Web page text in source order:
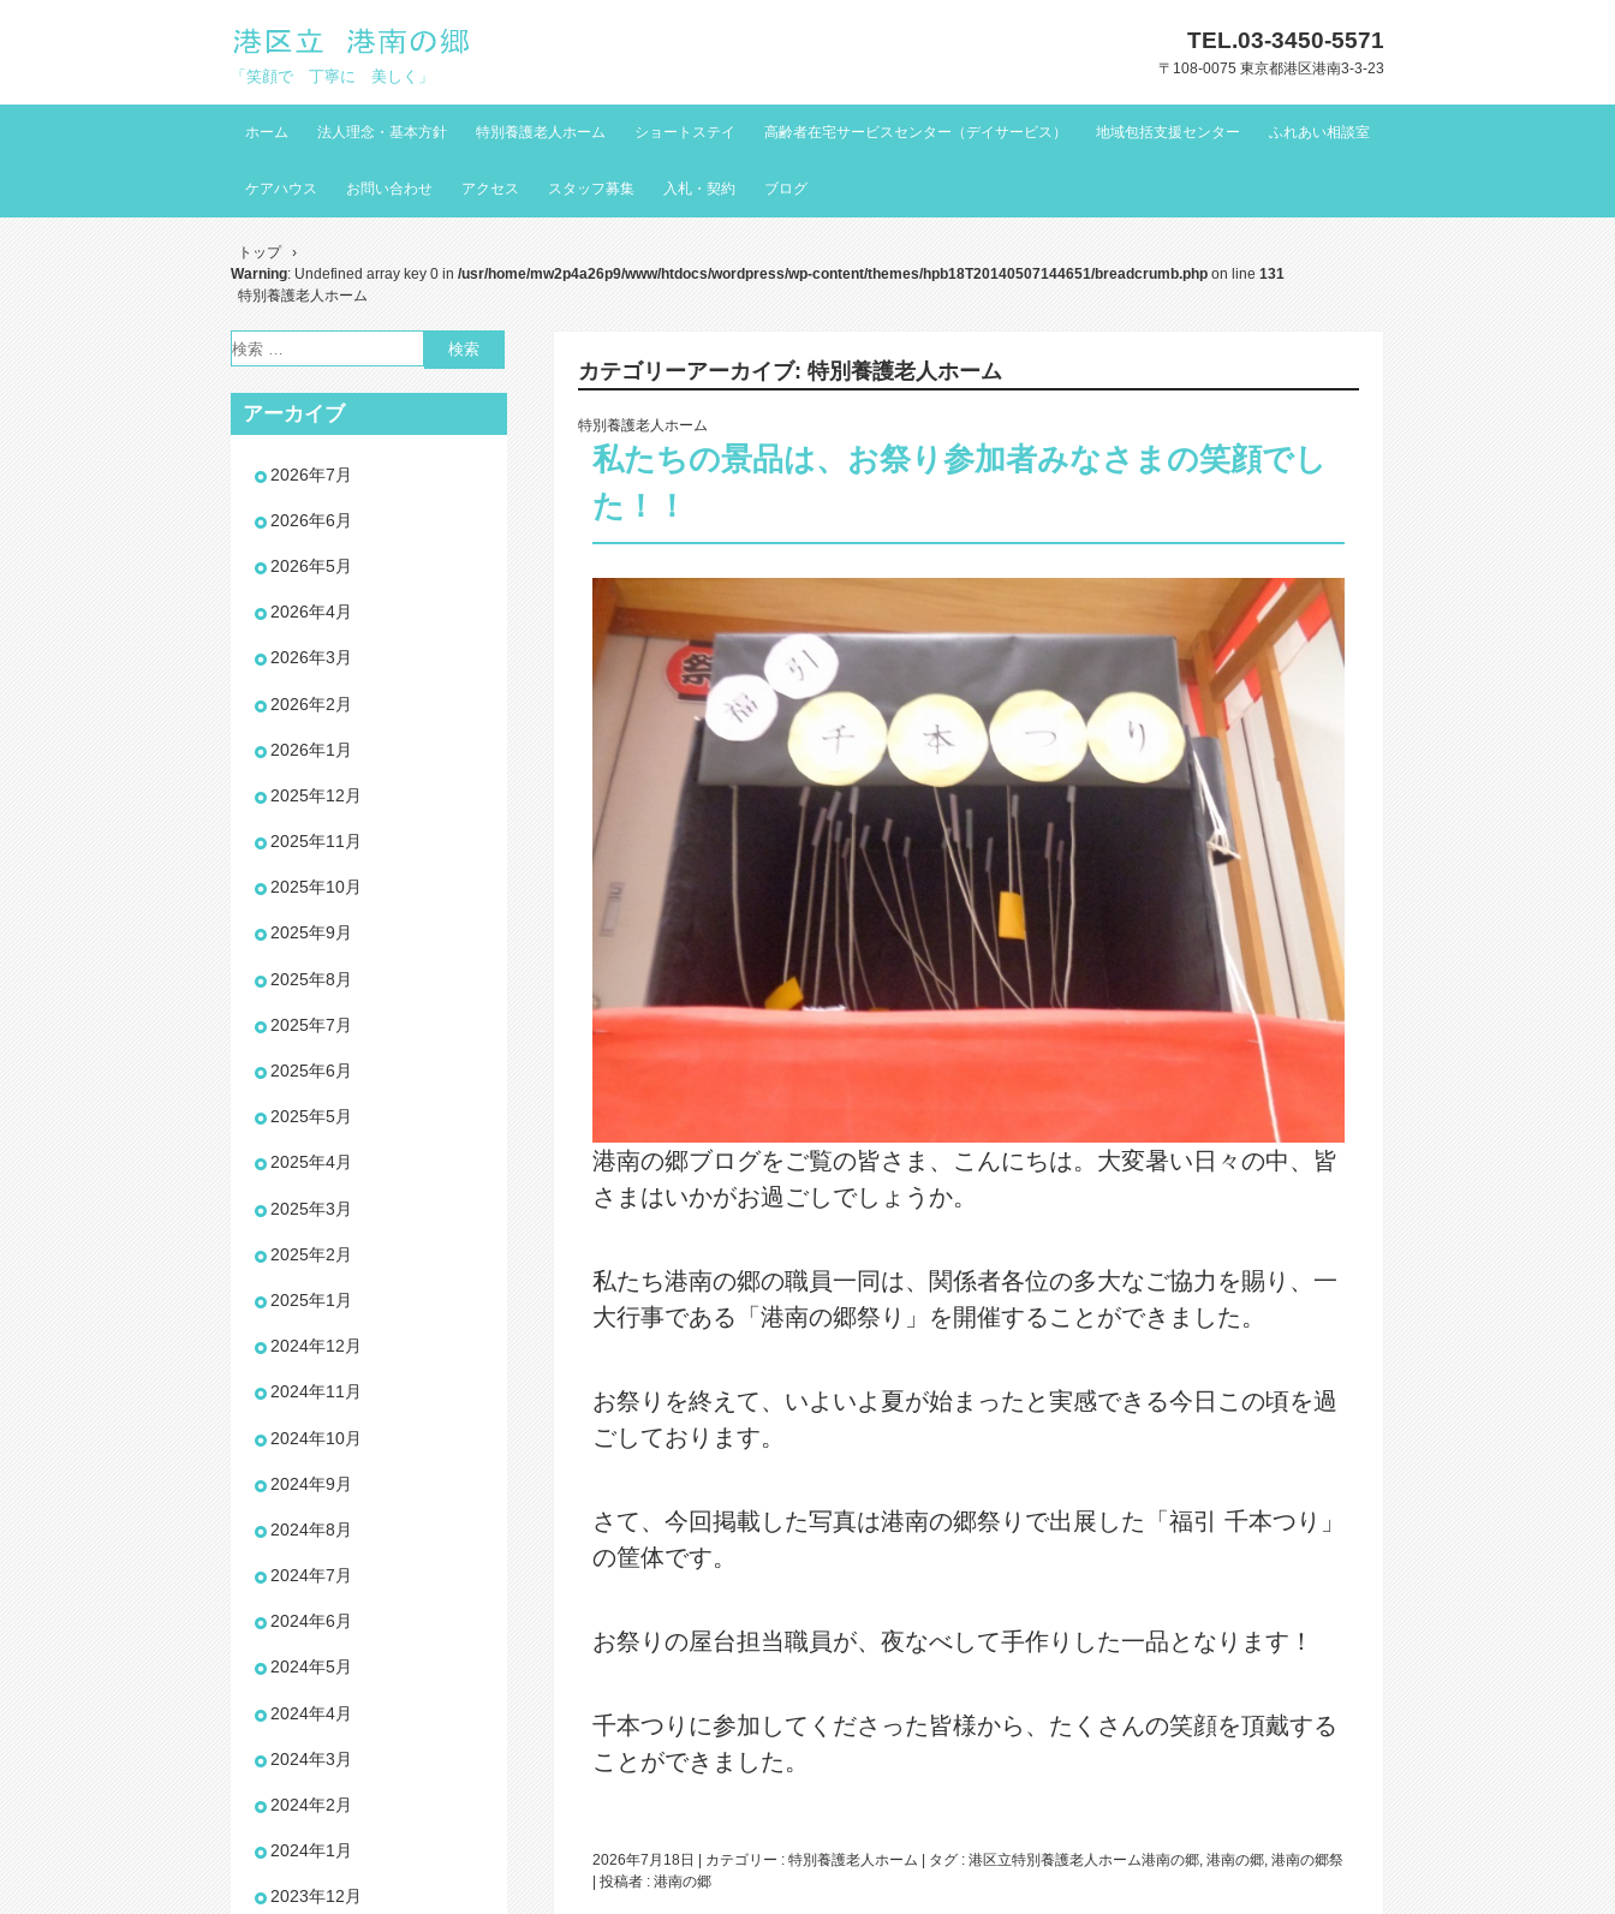
「笑顔で 丁寧に 美しく」
TEL.03-3450-5571
〒108-0075 東京都港区港南3-3-23
ホーム 法人理念・基本方針 特別養護老人ホーム ショートステイ 高齢者在宅サービスセンター（デイサービス） 地域包括支援センター ふれあい相談室
ケアハウス お問い合わせ アクセス スタッフ募集 入札・契約 ブログ
トップ
›
Warning: Undefined array key 0 in /usr/home/mw2p4a26p9/www/htdocs/wordpress/wp-content/themes/hpb18T20140507144651/breadcrumb.php on line 131
特別養護老人ホーム
カテゴリーアーカイブ: 特別養護老人ホーム
特別養護老人ホーム
私たちの景品は、お祭り参加者みなさまの笑顔でし
た！！
港南の郷ブログをご覧の皆さま、こんにちは。大変暑い日々の中、皆
さまはいかがお過ごしでしょうか。
私たち港南の郷の職員一同は、関係者各位の多大なご協力を賜り、一
大行事である「港南の郷祭り」を開催することができました。
お祭りを終えて、いよいよ夏が始まったと実感できる今日この頃を過
ごしております。
さて、今回掲載した写真は港南の郷祭りで出展した「福引 千本つり」
の筐体です。
お祭りの屋台担当職員が、夜なべして手作りした一品となります！
千本つりに参加してくださった皆様から、たくさんの笑顔を頂戴する
ことができました。
2026年7月18日 | カテゴリー : 特別養護老人ホーム | タグ : 港区立特別養護老人ホーム港南の郷, 港南の郷, 港南の郷祭
| 投稿者 : 港南の郷
アーカイブ
2026年7月
2026年6月
2026年5月
2026年4月
2026年3月
2026年2月
2026年1月
2025年12月
2025年11月
2025年10月
2025年9月
2025年8月
2025年7月
2025年6月
2025年5月
2025年4月
2025年3月
2025年2月
2025年1月
2024年12月
2024年11月
2024年10月
2024年9月
2024年8月
2024年7月
2024年6月
2024年5月
2024年4月
2024年3月
2024年2月
2024年1月
2023年12月